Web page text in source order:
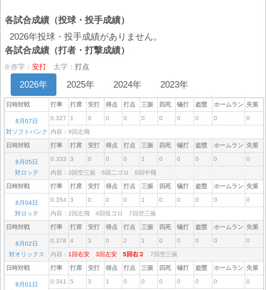
各試合成績（投球・投手成績）
2026年投球・投手成績がありません。
各試合成績（打者・打撃成績）
※赤字： 安打 太字： 打点
2026年 2025年 2024年 2023年
日時対戦 打率 打席 安打 得点 打点 三振 四死 犠打 盗塁 ホームラン 失策
8月07日
対ソフトバンク
0.327 1 0 0 0 0 0 0 0 0 0
内容：9回左飛
日時対戦 打率 打席 安打 得点 打点 三振 四死 犠打 盗塁 ホームラン 失策
8月05日
対ロッテ
0.333 3 0 0 0 1 0 0 0 0 0
内容：3回空三振 6回二ゴロ 8回中飛
日時対戦 打率 打席 安打 得点 打点 三振 四死 犠打 盗塁 ホームラン 失策
8月04日
対ロッテ
0.354 3 0 0 0 1 0 0 0 0 0
内容：2回左飛 4回投ゴロ 7回空三振
日時対戦 打率 打席 安打 得点 打点 三振 四死 犠打 盗塁 ホームラン 失策
8月02日
対オリックス
0.378 4 3 0 2 1 0 0 0 0 0
内容： 1回右安 3回左安 5回右２ 7回空三振
日時対戦 打率 打席 安打 得点 打点 三振 四死 犠打 盗塁 ホームラン 失策
8月01日
0.341 5 3 1 0 0 0 0 0 0 0